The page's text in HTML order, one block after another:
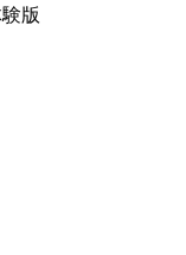
版